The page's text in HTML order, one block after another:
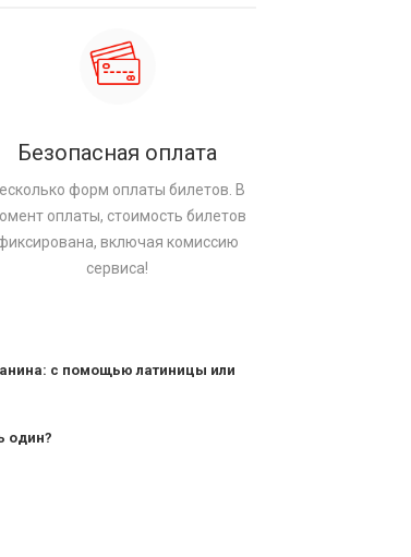
Безопасная оплата
форм оплаты билетов. В
оплаты, стоимость билетов
включая комиссию
сервиса!
с помощью латиницы или
один?
10 лет и старше;